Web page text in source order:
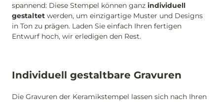
spannend: Diese Stempel können ganz individuell
gestaltet werden, um einzigartige Muster und Designs
in Ton zu prägen. Laden Sie einfach Ihren fertigen
Entwurf hoch, wir erledigen den Rest.
Individuell gestaltbare Gravuren
Die Gravuren der Keramikstempel lassen sich nach Ihren